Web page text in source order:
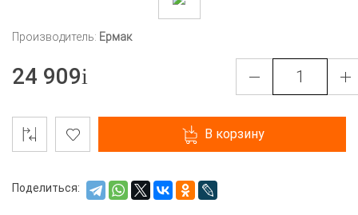
Производитель: Ермак
24 909
В корзину
Поделиться: